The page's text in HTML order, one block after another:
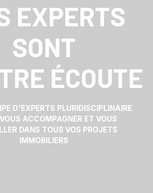
EXPERTS
SONT
ÉCOUTE
D'EXPERTS PLURIDISCIPLINAIRE
ACCOMPAGNER ET VOUS
DANS TOUS VOS PROJETS
IMMOBILIERS